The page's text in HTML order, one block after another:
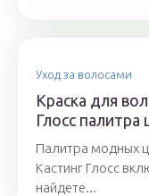
Уход за волосами
Краска для
Глосс
Палитра модных
Кастинг Глосс
найдете...